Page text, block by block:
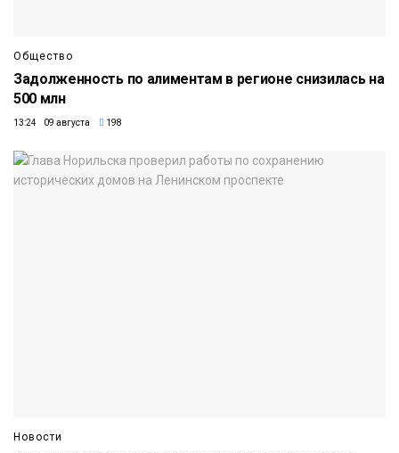
Общество
Задолженность по алиментам в регионе снизилась на
500 млн
13:24 09 августа 198
Новости